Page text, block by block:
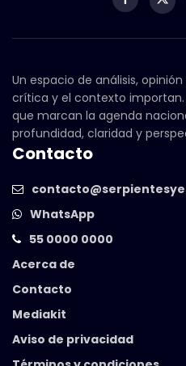
Un espacio de análisis,
crítica y el contexto
que marcan la agenda
profundidad, claridad y
Contacto
WhatsApp
55 0000 0000
Acerca de
Contacto
Mediakit
Aviso de privacidad